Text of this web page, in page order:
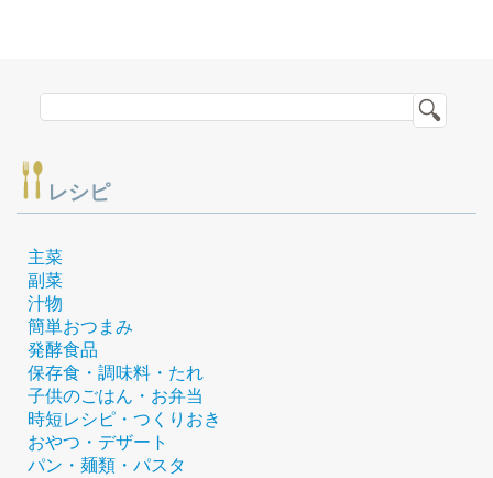
レシピ
主菜
副菜
汁物
簡単おつまみ
発酵食品
保存食・調味料・たれ
子供のごはん・お弁当
時短レシピ・つくりおき
おやつ・デザート
パン・麺類・パスタ